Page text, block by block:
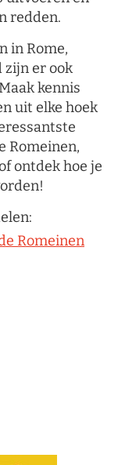
redden.
in Rome,
zijn er ook
kennis
uit elke hoek
Romeinen,
ontdek hoe je
Romeinen